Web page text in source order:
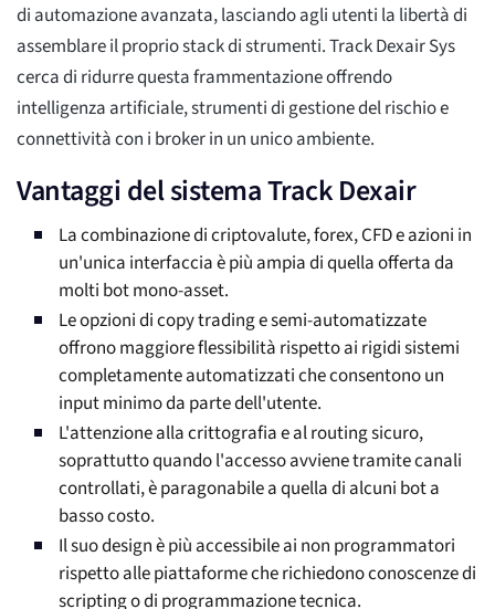
di automazione avanzata, lasciando agli utenti la libertà di
assemblare il proprio stack di strumenti. Track Dexair Sys
cerca di ridurre questa frammentazione offrendo
intelligenza artificiale, strumenti di gestione del rischio e
connettività con i broker in un unico ambiente.
Vantaggi del sistema Track Dexair
La combinazione di criptovalute, forex, CFD e azioni in
un'unica interfaccia è più ampia di quella offerta da
molti bot mono-asset.
Le opzioni di copy trading e semi-automatizzate
offrono maggiore flessibilità rispetto ai rigidi sistemi
completamente automatizzati che consentono un
input minimo da parte dell'utente.
L'attenzione alla crittografia e al routing sicuro,
soprattutto quando l'accesso avviene tramite canali
controllati, è paragonabile a quella di alcuni bot a
basso costo.
Il suo design è più accessibile ai non programmatori
rispetto alle piattaforme che richiedono conoscenze di
scripting o di programmazione tecnica.